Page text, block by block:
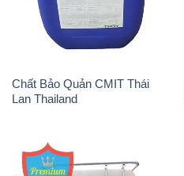
Chất Bảo Quản CMIT Thái
Lan Thailand